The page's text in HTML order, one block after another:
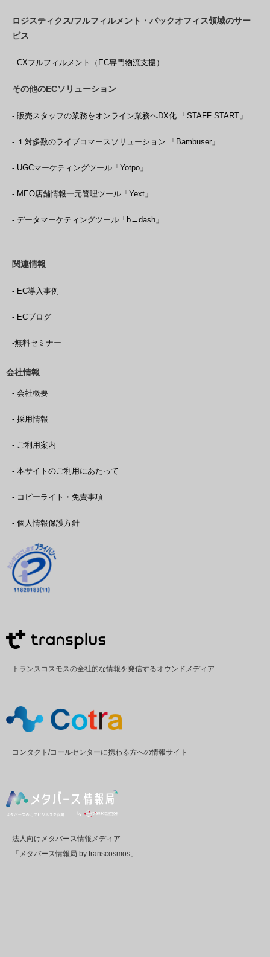
ロジスティクス/フルフィルメント・バックオフィス領域のサー
ビス
- CXフルフィルメント（EC専門物流支援）
その他のECソリューション
- 販売スタッフの業務をオンライン業務へDX化 「STAFF START」
- １対多数のライブコマースソリューション 「Bambuser」
- UGCマーケティングツール「Yotpo」
- MEO店舗情報一元管理ツール「Yext」
- データマーケティングツール「b→dash」
関連情報
- EC導入事例
- ECブログ
-無料セミナー
会社情報
- 会社概要
- 採用情報
- ご利用案内
- 本サイトのご利用にあたって
- コピーライト・免責事項
- 個人情報保護方針
トランスコスモスの全社的な情報を発信するオウンドメディア
コンタクト/コールセンターに携わる方への情報サイト
法人向けメタバース情報メディア
「メタバース情報局 by transcosmos」